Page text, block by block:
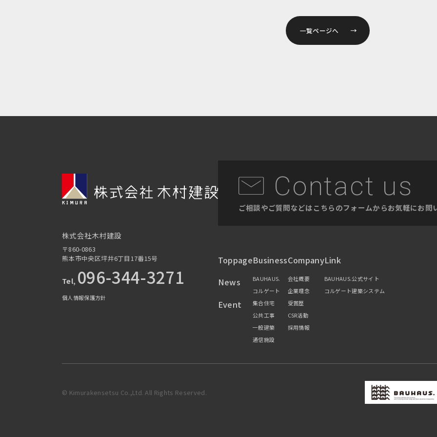
一覧ページへ
Contact us
ご相談やご質問などはこちらのフォームからお気軽にお問
Toppage
News
Event
Business
BAUHAUS.
コルゲート
集合住宅
公共工事
一般建築
通信施設
Company
会社概要
企業理念
受賞歴
CSR活動
採用情報
Link
BAUHAUS.公式サイト
コルゲート建築システム
株式会社木村建設
〒860-0863
熊本市中央区坪井6丁目17番15号
Tel, 096-344-3271
個人情報保護方針
© Kimurakensetsu Co.,Ltd. All Rights Reserved.